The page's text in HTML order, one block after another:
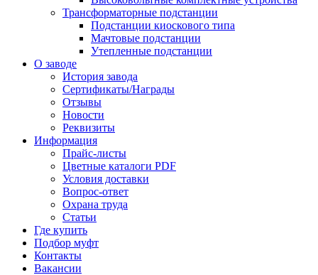
Трансформаторные подстанции
Подстанции киоскового типа
Мачтовые подстанции
Утепленные подстанции
О заводе
История завода
Сертификаты/Награды
Отзывы
Новости
Реквизиты
Информация
Прайс-листы
Цветные каталоги PDF
Условия доставки
Вопрос-ответ
Охрана труда
Статьи
Где купить
Подбор муфт
Контакты
Вакансии